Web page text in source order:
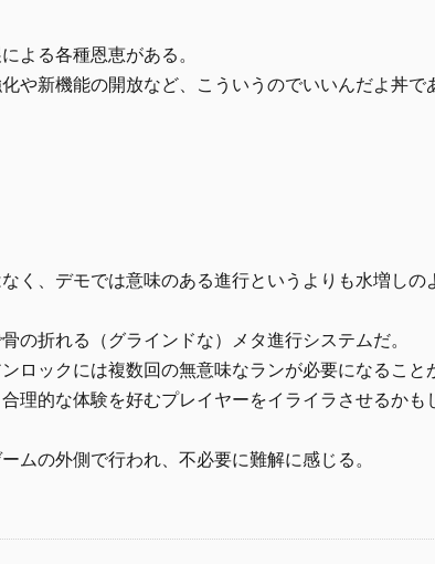
よる各種恩恵がある。
や新機能の開放など、こういうのでいいんだよ丼で
く、デモでは意味のある進行というよりも水増しの
の折れる（グラインドな）メタ進行システムだ。
ロックには複数回の無意味なランが必要になること
理的な体験を好むプレイヤーをイライラさせるかも
ムの外側で行われ、不必要に難解に感じる。